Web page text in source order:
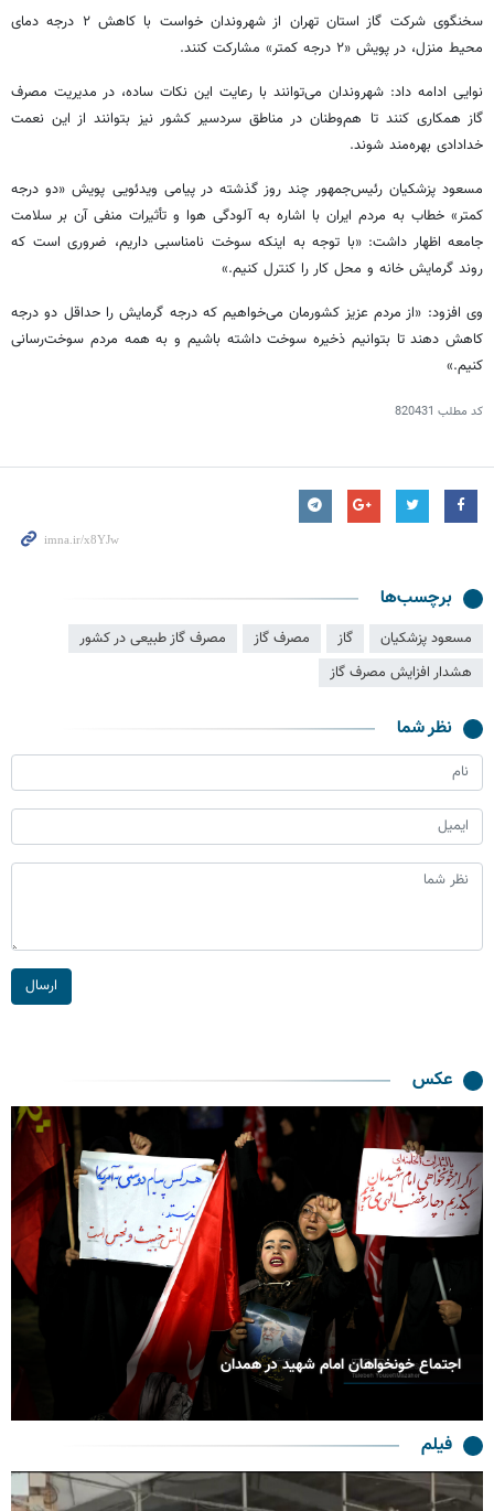
سخنگوی شرکت گاز استان تهران از شهروندان خواست با کاهش ۲ درجه دمای
محیط منزل، در پویش «۲ درجه کمتر» مشارکت کنند.
نوایی ادامه داد: شهروندان می‌توانند با رعایت این نکات ساده، در مدیریت مصرف
گاز همکاری کنند تا هم‌وطنان در مناطق سردسیر کشور نیز بتوانند از این نعمت
خدادادی بهره‌مند شوند.
مسعود پزشکیان رئیس‌جمهور چند روز گذشته در پیامی ویدئویی پویش «دو درجه
کمتر» خطاب به مردم ایران با اشاره به آلودگی هوا و تأثیرات منفی آن بر سلامت
جامعه اظهار داشت: «با توجه به اینکه سوخت نامناسبی داریم، ضروری است که
روند گرمایش خانه و محل کار را کنترل کنیم.»
وی افزود: «از مردم عزیز کشورمان می‌خواهیم که درجه گرمایش را حداقل دو درجه
کاهش دهند تا بتوانیم ذخیره سوخت داشته باشیم و به همه مردم سوخت‌رسانی
کنیم.»
کد مطلب 820431
برچسب‌ها
مسعود پزشکیان گاز مصرف گاز
مصرف گاز طبیعی در کشور
هشدار افزایش مصرف گاز
نظر شما
ارسال
عکس
بدرقه حماسی رهبر شهید انقلاب در مشهد
فیلم